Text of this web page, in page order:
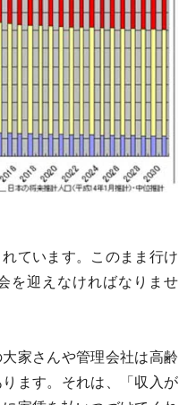
ています。このまま行け
を迎えなければなりませ
家さんや管理会社は高齢
ます。それは、「収入が